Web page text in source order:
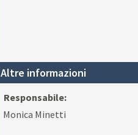
Altre informazioni
Responsabile:
Monica Minetti